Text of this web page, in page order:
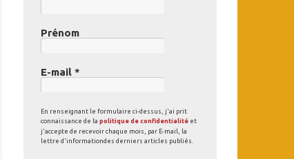
Prénom
E-mail *
En renseignant le formulaire ci-dessus, j'ai prit
connaissance de la politique de confidentialité et
j'accepte de recevoir chaque mois, par E-mail, la
lettre d'informationdes derniers articles publiés.